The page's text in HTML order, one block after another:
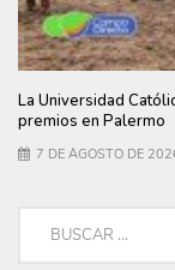
La Universidad
premios en Palermo
7 DE AGOSTO DE